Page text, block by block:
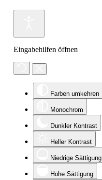
Eingabehilfen öffnen
Farben umkehren
Monochrom
Dunkler Kontrast
Heller Kontrast
Niedrige Sättigung
Hohe Sättigung